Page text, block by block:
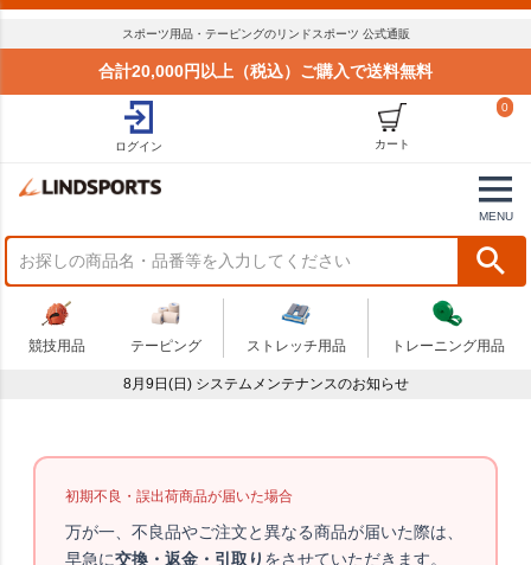
スポーツ用品・テーピングのリンドスポーツ 公式通販
合計20,000円以上（税込）ご購入で送料無料
ログイン
0
カート
MENU
競技用品 テーピング ストレッチ用品 トレーニング用品
8月9日(日) システムメンテナンスのお知らせ
初期不良・誤出荷商品が届いた場合
万が一、不良品やご注文と異なる商品が届いた際は、
早急に交換・返金・引取り をさせていただきます。